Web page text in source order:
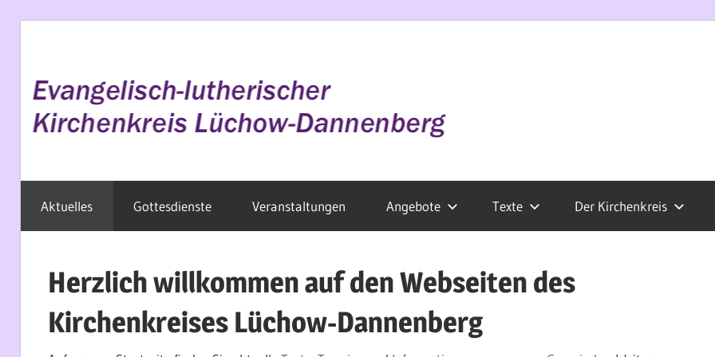
springen
Wendland
Aktuelles Gottesdienste Veranstaltungen Angebote Texte Der Kirchenkreis
Herzlich willkommen auf den Webseiten des
Kirchenkreises Lüchow-Dannenberg